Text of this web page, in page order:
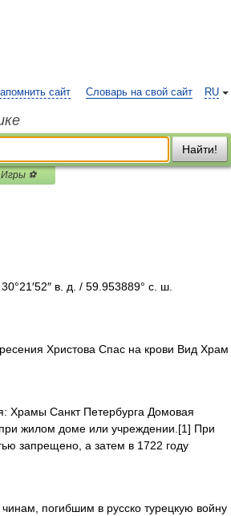
RU
сайт Словарь на свой сайт
Найти!
Игры ⚽
в. д. / 59.953889° с. ш.
Христова Спас на крови Вид Храм
Храмы Санкт Петербурга Домовая
жилом доме или учреждении.[1] При
запрещено, а затем в 1722 году
погибшим в русско турецкую войну